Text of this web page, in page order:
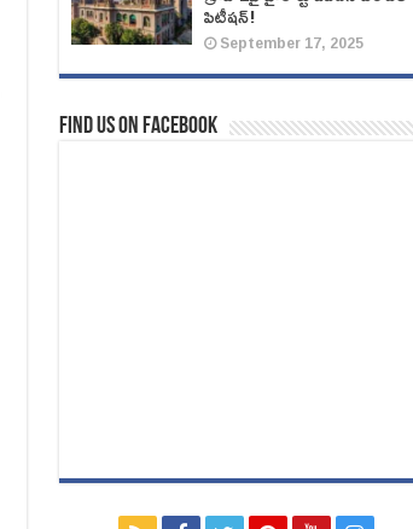
పిటీషన్‌!
September 17, 2025
Find us on Facebook